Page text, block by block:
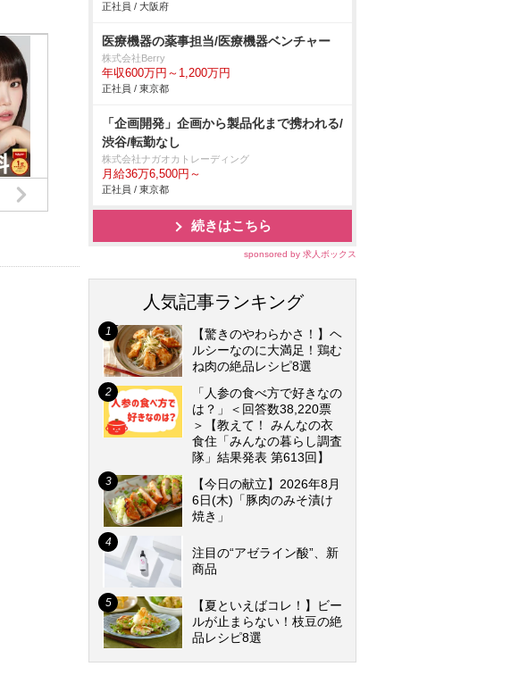
正社員 / 大阪府
医療機器の薬事担当/医療機器ベンチャー
株式会社Berry
年収600万円～1,200万円
正社員 / 東京都
「企画開発」企画から製品化まで携われる/
渋谷/転勤なし
株式会社ナガオカトレーディング
月給36万6,500円～
正社員 / 東京都
続きはこちら
sponsored by 求人ボックス
人気記事ランキング
【驚きのやわらかさ！】ヘ
ルシーなのに大満足！鶏む
ね肉の絶品レシピ8選
「人参の食べ方で好きなの
は？」＜回答数38,220票
＞【教えて！ みんなの衣
食住「みんなの暮らし調査
隊」結果発表 第613回】
【今日の献立】2026年8月
6日(木)「豚肉のみそ漬け
焼き」
注目の“アゼライン酸”、新
商品
【夏といえばコレ！】ビー
ルが止まらない！枝豆の絶
品レシピ8選